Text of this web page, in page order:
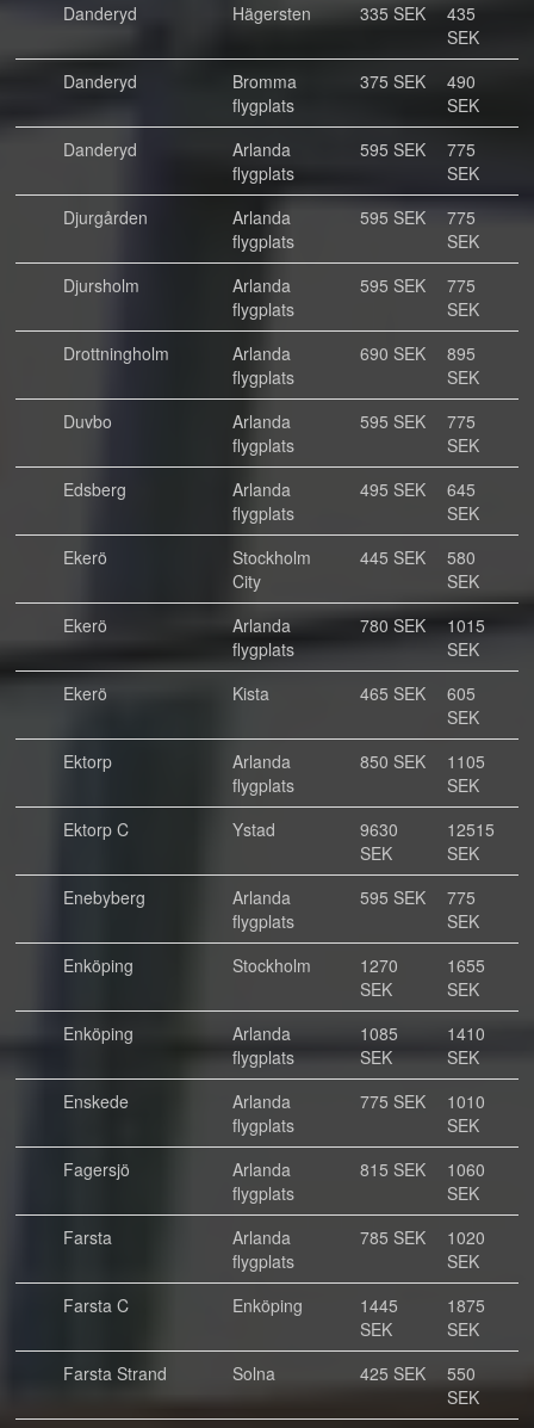
Danderyd
Hägersten 335 SEK
435
SEK
Danderyd
Bromma
flygplats
375 SEK
490
SEK
Danderyd
Arlanda
flygplats
595 SEK
775
SEK
Djurgården
Arlanda
flygplats
595 SEK
775
SEK
Djursholm
Arlanda
flygplats
595 SEK
775
SEK
Drottningholm
Arlanda
flygplats
690 SEK
895
SEK
Duvbo
Arlanda
flygplats
595 SEK
775
SEK
Edsberg
Arlanda
flygplats
495 SEK
645
SEK
Ekerö
Stockholm
City
445 SEK
580
SEK
Ekerö
Arlanda
flygplats
780 SEK
1015
SEK
Ekerö
Kista 465 SEK
605
SEK
Ektorp
Arlanda
flygplats
850 SEK
1105
SEK
Ektorp C
Ystad
9630
SEK
12515
SEK
Enebyberg
Arlanda
flygplats
595 SEK
775
SEK
Enköping
Stockholm
1270
SEK
1655
SEK
Enköping
Arlanda
flygplats
1085
SEK
1410
SEK
Enskede
Arlanda
flygplats
775 SEK
1010
SEK
Fagersjö
Arlanda
flygplats
815 SEK
1060
SEK
Farsta
Arlanda
flygplats
785 SEK
1020
SEK
Farsta C
Enköping
1445
SEK
1875
SEK
Farsta Strand
Solna 425 SEK
550
SEK